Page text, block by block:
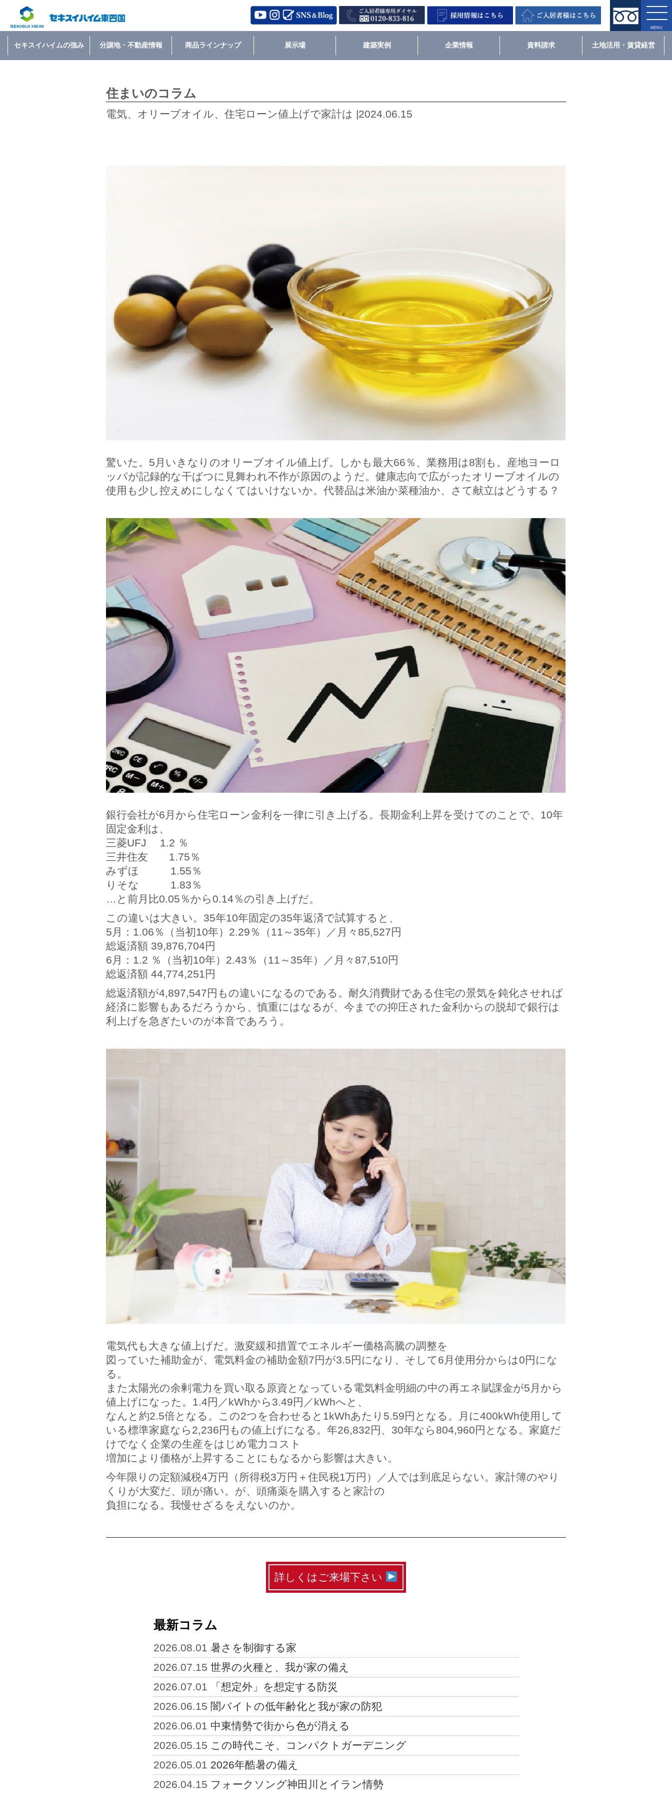
セキスイハイムの強み 分譲地・不動産情報 商品ラインナップ 展示場 建築実例 企業情報 資料請求 土地活用・賃貸経営
住まいのコラム
電気、オリーブオイル、住宅ローン値上げで家計は |2024.06.15
驚いた。5月いきなりのオリーブオイル値上げ。しかも最大66％、業務用は8割も。産地ヨーロ
ッパが記録的な干ばつに見舞われ不作が原因のようだ。健康志向で広がったオリーブオイルの
使用も少し控えめにしなくてはいけないか。代替品は米油か菜種油か、さて献立はどうする？
銀行会社が6月から住宅ローン金利を一律に引き上げる。長期金利上昇を受けてのことで、10年
固定金利は、
三菱UFJ 1.2 ％
三井住友 1.75％
みずほ 1.55％
りそな 1.83％
…と前月比0.05％から0.14％の引き上げだ。
この違いは大きい。35年10年固定の35年返済で試算すると、
5月：1.06％（当初10年）2.29％（11～35年）／月々85,527円
総返済額 39,876,704円
6月：1.2 ％（当初10年）2.43％（11～35年）／月々87,510円
総返済額 44,774,251円
総返済額が4,897,547円もの違いになるのである。耐久消費財である住宅の景気を鈍化させれば
経済に影響もあるだろうから、慎重にはなるが、今までの抑圧された金利からの脱却で銀行は
利上げを急ぎたいのが本音であろう。
電気代も大きな値上げだ。激変緩和措置でエネルギー価格高騰の調整を
図っていた補助金が、電気料金の補助金額7円が3.5円になり、そして6月使用分からは0円にな
る。
また太陽光の余剰電力を買い取る原資となっている電気料金明細の中の再エネ賦課金が5月から
値上げになった。1.4円／kWhから3.49円／kWhへと、
なんと約2.5倍となる。この2つを合わせると1kWhあたり5.59円となる。月に400kWh使用して
いる標準家庭なら2,236円もの値上げになる。年26,832円、30年なら804,960円となる。家庭だ
けでなく企業の生産をはじめ電力コスト
増加により価格が上昇することにもなるから影響は大きい。
今年限りの定額減税4万円（所得税3万円＋住民税1万円）／人では到底足らない。家計簿のやり
くりが大変だ、頭が痛い。が、頭痛薬を購入すると家計の
負担になる。我慢せざるをえないのか。
詳しくはご来場下さい
最新コラム
2026.08.01 暑さを制御する家
2026.07.15 世界の火種と、我が家の備え
2026.07.01
「想定外」を想定する防災
2026.06.15 闇バイトの低年齢化と我が家の防犯
2026.06.01 中東情勢で街から色が消える
2026.05.15 この時代こそ、コンパクトガーデニング
2026.05.01 2026年酷暑の備え
2026.04.15 フォークソング神田川とイラン情勢